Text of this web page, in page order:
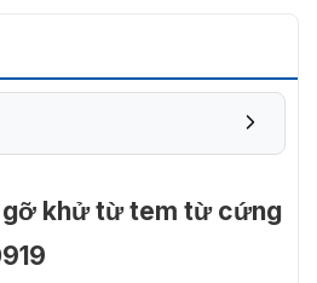
gỡ khử từ tem từ cứng